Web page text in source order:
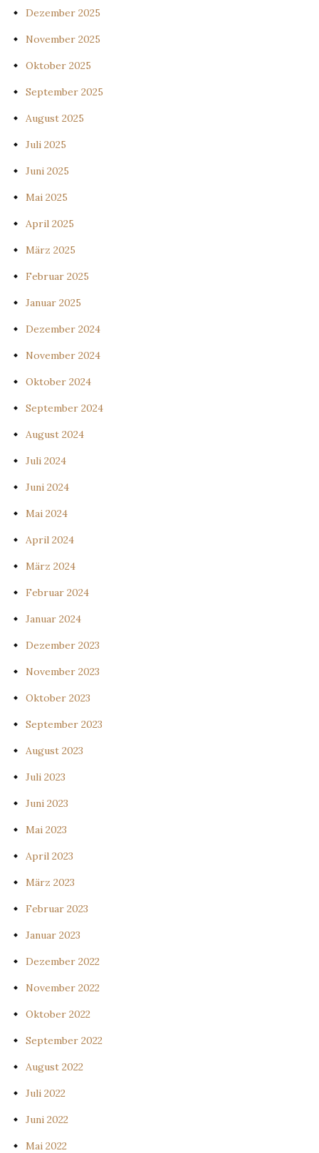
Dezember 2025
November 2025
Oktober 2025
September 2025
August 2025
Juli 2025
Juni 2025
Mai 2025
April 2025
März 2025
Februar 2025
Januar 2025
Dezember 2024
November 2024
Oktober 2024
September 2024
August 2024
Juli 2024
Juni 2024
Mai 2024
April 2024
März 2024
Februar 2024
Januar 2024
Dezember 2023
November 2023
Oktober 2023
September 2023
August 2023
Juli 2023
Juni 2023
Mai 2023
April 2023
März 2023
Februar 2023
Januar 2023
Dezember 2022
November 2022
Oktober 2022
September 2022
August 2022
Juli 2022
Juni 2022
Mai 2022